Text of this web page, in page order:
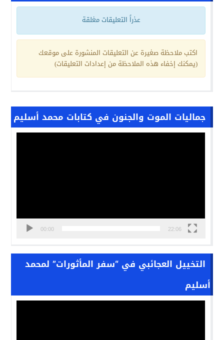
عذراً التعليقات مغلقة
اكتب ملاحظة صغيرة عن التعليقات المنشورة على موقعك
(يمكنك إخفاء هذه الملاحظة من إعدادات التعليقات)
جماليات الموت والجنون في كتابات محمد أسليم
مشغل
00:00 22:06
التخييل العجائبي في “سفر المأثورات” لمحمد
أسليم
مشغل